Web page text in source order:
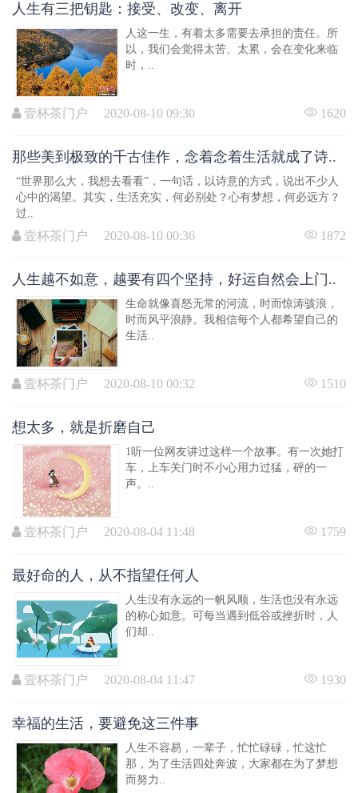
人生有三把钥匙：接受、改变、离开
人这一生，有着太多需要去承担的责任。所
以，我们会觉得太苦、太累，会在变化来临
时，..
壹杯茶门户 2020-08-10 09:30 1620
那些美到极致的千古佳作，念着念着生活就成了诗..
“世界那么大，我想去看看”，一句话，以诗意的方式，说出不少人
心中的渴望。其实，生活充实，何必别处？心有梦想，何必远方？
过..
壹杯茶门户 2020-08-10 00:36 1872
人生越不如意，越要有四个坚持，好运自然会上门..
生命就像喜怒无常的河流，时而惊涛骇浪，
时而风平浪静。我相信每个人都希望自己的
生活..
壹杯茶门户 2020-08-10 00:32 1510
想太多，就是折磨自己
1听一位网友讲过这样一个故事。有一次她打
车，上车关门时不小心用力过猛，砰的一
声。..
壹杯茶门户 2020-08-04 11:48 1759
最好命的人，从不指望任何人
人生没有永远的一帆风顺，生活也没有永远
的称心如意。可每当遇到低谷或挫折时，人
们却..
壹杯茶门户 2020-08-04 11:47 1930
幸福的生活，要避免这三件事
人生不容易，一辈子，忙忙碌碌，忙这忙
那，为了生活四处奔波，大家都在为了梦想
而努力..